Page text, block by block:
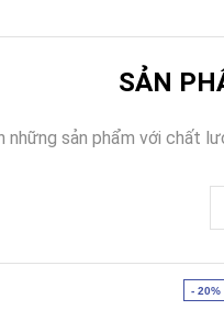
SẢN
những sản phẩm với chất
- 20%